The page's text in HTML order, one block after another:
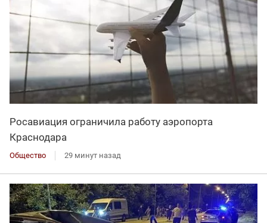
Росавиация ограничила работу аэропорта
Краснодара
Общество 29 минут назад